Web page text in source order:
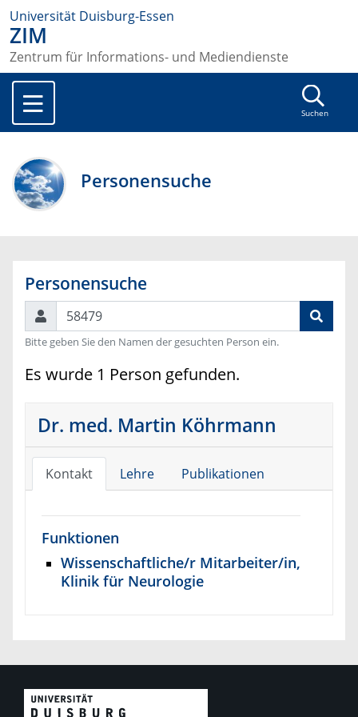
Universität Duisburg-Essen
ZIM
Zentrum für Informations- und Mediendienste
Suchen
Personensuche
Personensuche
Suchen
Bitte geben Sie den Namen der gesuchten Person ein.
Es wurde 1 Person gefunden.
Dr. med. Martin Köhrmann
Kontakt Lehre Publikationen
Funktionen
Wissenschaftliche/r Mitarbeiter/in,
Klinik für Neurologie